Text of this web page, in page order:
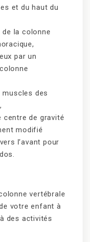
et du haut du
la colonne
par un
des
centre de gravité
modifié
l’avant pour
vertébrale
votre enfant à
des activités